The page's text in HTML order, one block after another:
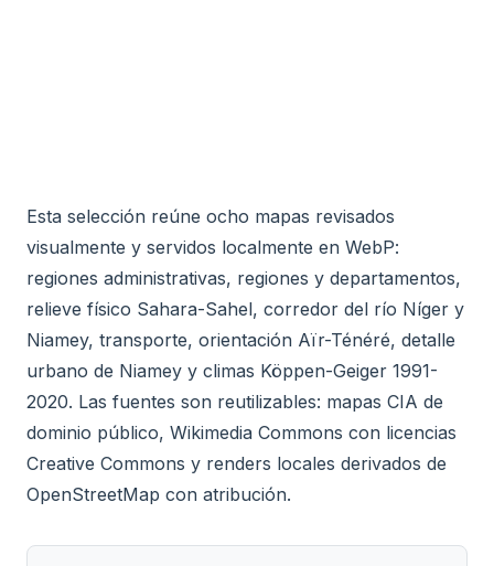
Esta selección reúne ocho mapas revisados
visualmente y servidos localmente en WebP:
regiones administrativas, regiones y departamentos,
relieve físico Sahara-Sahel, corredor del río Níger y
Niamey, transporte, orientación Aïr-Ténéré, detalle
urbano de Niamey y climas Köppen-Geiger 1991-
2020. Las fuentes son reutilizables: mapas CIA de
dominio público, Wikimedia Commons con licencias
Creative Commons y renders locales derivados de
OpenStreetMap con atribución.